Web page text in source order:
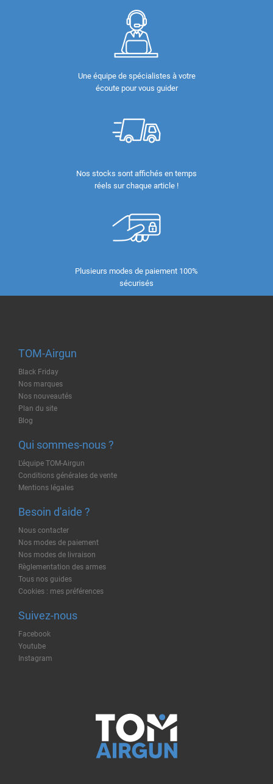
Une équipe de spécialistes à votre
écoute pour vous guider
Nos stocks sont affichés en temps
réels sur chaque article !
Plusieurs modes de paiement 100%
sécurisés
TOM-Airgun
Black Friday
Nos marques
Nos nouveautés
Plan du site
Blog
Qui sommes-nous ?
L'équipe TOM-Airgun
Conditions générales de vente
Mentions légales
Besoin d'aide ?
Nous contacter
Nos modes de paiement
Nos modes de livraison
Règlementation des armes
Tous nos guides
Cookies : mes préférences
Suivez-nous
Facebook
Youtube
Instagram